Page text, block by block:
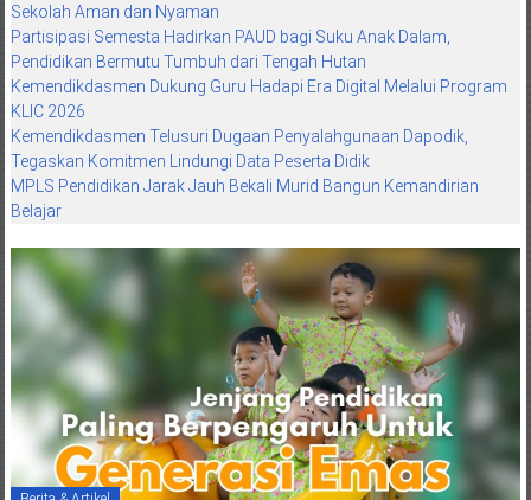
Sekolah Aman dan Nyaman
Partisipasi Semesta Hadirkan PAUD bagi Suku Anak Dalam,
Pendidikan Bermutu Tumbuh dari Tengah Hutan
Kemendikdasmen Dukung Guru Hadapi Era Digital Melalui Program
KLIC 2026
Kemendikdasmen Telusuri Dugaan Penyalahgunaan Dapodik,
Tegaskan Komitmen Lindungi Data Peserta Didik
MPLS Pendidikan Jarak Jauh Bekali Murid Bangun Kemandirian
Belajar